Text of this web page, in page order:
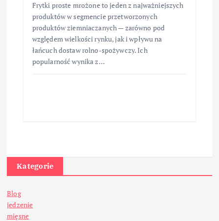
Frytki proste mrożone to jeden z najważniejszych
produktów w segmencie przetworzonych
produktów ziemniaczanych — zarówno pod
względem wielkości rynku, jak i wpływu na
łańcuch dostaw rolno-spożywczy. Ich
popularność wynika z…
Kategorie
Blog
jedzenie
mięsne